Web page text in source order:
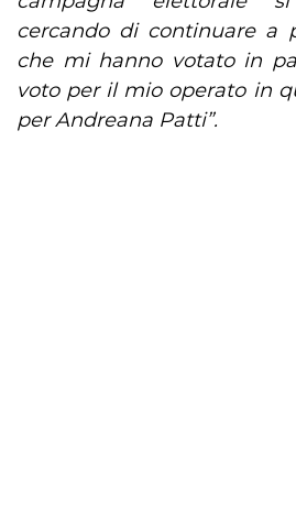
cercando di continuare a
che mi hanno votato in
voto per il mio operato in
per Andreana Patti”.